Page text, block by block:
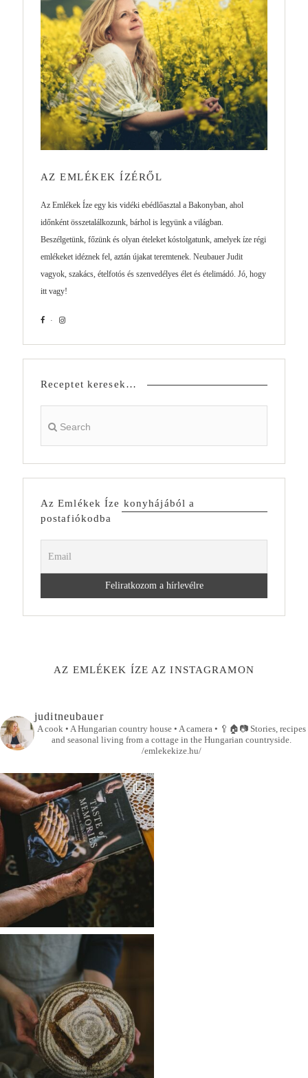
AZ EMLÉKEK ÍZÉRŐL
Az Emlékek Íze egy kis vidéki ebédlőasztal a Bakonyban, ahol
időnként összetalálkozunk, bárhol is legyünk a világban.
Beszélgetünk, főzünk és olyan ételeket kóstolgatunk, amelyek íze régi
emlékeket idéznek fel, aztán újakat teremtenek. Neubauer Judit
vagyok, szakács, ételfotós és szenvedélyes élet és ételimádó. Jó, hogy
itt vagy!
Receptet keresek…
Az Emlékek Íze konyhájából a
postafiókodba
AZ EMLÉKEK ÍZE AZ INSTAGRAMON
juditneubauer
A cook • A Hungarian country house • A camera • 🥄🏠📷Stories, recipes
and seasonal living from a cottage in the Hungarian countryside.
/emlekekize.hu/